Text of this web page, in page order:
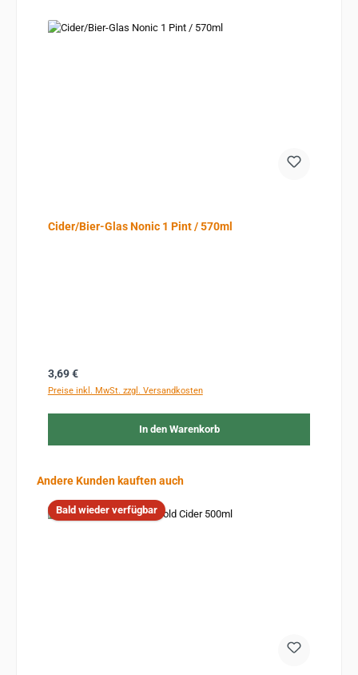
Cider/Bier-Glas Nonic 1 Pint / 570ml
Regulärer Preis:
3,69 €
Preise inkl. MwSt. zzgl. Versandkosten
In den Warenkorb
Produktgalerie überspringen
Andere Kunden kauften auch
Bald wieder verfügbar